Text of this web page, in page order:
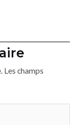
Les champs